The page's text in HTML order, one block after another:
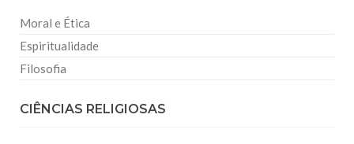
Moral e Ética
Espiritualidade
Filosofia
CIÊNCIAS RELIGIOSAS